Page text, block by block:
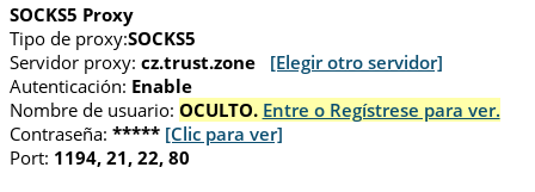
SOCKS5 Proxy
Tipo de proxy:SOCKS5
Servidor proxy: cz.trust.zone
[Elegir otro servidor]
Autenticación: Enable
Nombre de usuario: OCULTO. Entre o Regístrese para ver.
Contraseña: ***** [Clic para ver]
Port: 1194, 21, 22, 80